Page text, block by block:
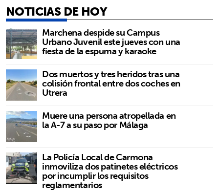
NOTICIAS DE HOY
Marchena despide su Campus
Urbano Juvenil este jueves con una
fiesta de la espuma y karaoke
Dos muertos y tres heridos tras una
colisión frontal entre dos coches en
Utrera
Muere una persona atropellada en
la A-7 a su paso por Málaga
La Policía Local de Carmona
inmoviliza dos patinetes eléctricos
por incumplir los requisitos
reglamentarios